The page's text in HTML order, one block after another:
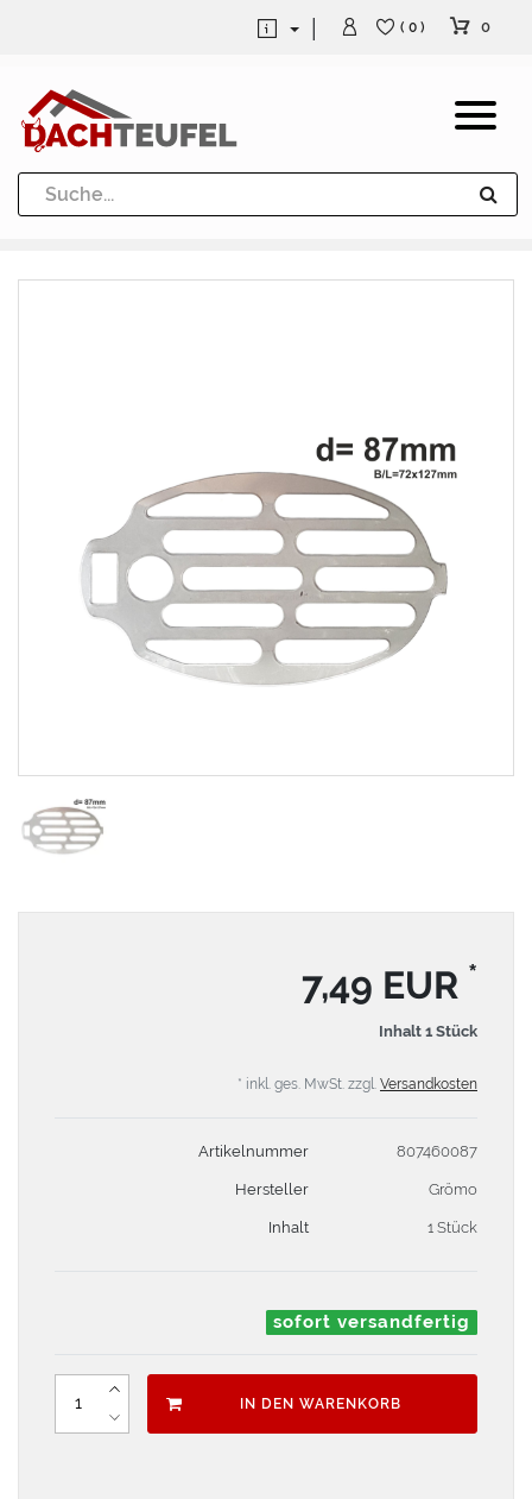
Dachrinne und Fallrohre
Werkzeuge und Löttechnik
( 0 ) 0
7,49 EUR *
Inhalt 1 Stück
* inkl. ges. MwSt. zzgl. Versandkosten
Artikelnummer 807460087
Hersteller Grömo
Inhalt 1 Stück
sofort versandfertig
IN DEN WARENKORB